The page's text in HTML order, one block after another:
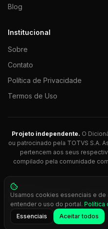
Blog
Institucional
Sobre
Contato
Política de Privacidade
Termos de Uso
Projeto independente. O
ou patrocinado pela TOTVS S.A.
pertencem aos seus
compilado pela comunidade
© 2026 Dicionário Dev. Feito
Protheus.
Press Ctrl+K
Usamos cookies essenciais e de
entender o uso do portal. Política
Essenciais
Aceitar todos